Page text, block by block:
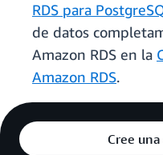
RDS para
de datos
Amazon RDS en la
Amazon RDS.
Cree